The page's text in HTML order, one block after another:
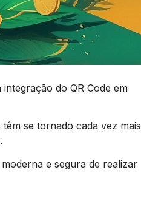
do QR Code em
se tornado cada vez mais
e segura de realizar